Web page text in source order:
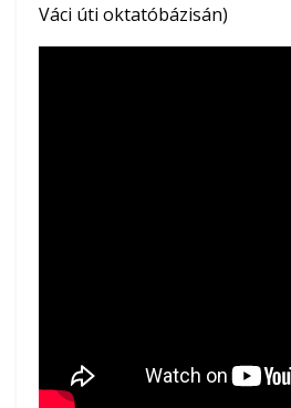
Váci úti oktatóbázisán)